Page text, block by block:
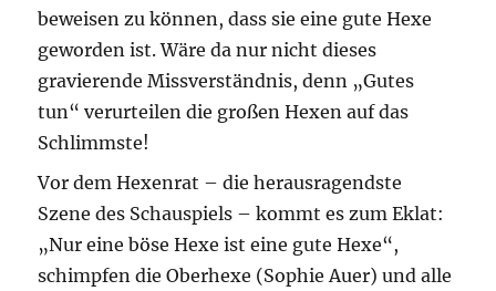
beweisen zu können, dass sie eine gute Hexe
geworden ist. Wäre da nur nicht dieses
gravierende Missverständnis, denn „Gutes
tun“ verurteilen die großen Hexen auf das
Schlimmste!
Vor dem Hexenrat – die herausragendste
Szene des Schauspiels – kommt es zum Eklat:
„Nur eine böse Hexe ist eine gute Hexe“,
schimpfen die Oberhexe (Sophie Auer) und alle